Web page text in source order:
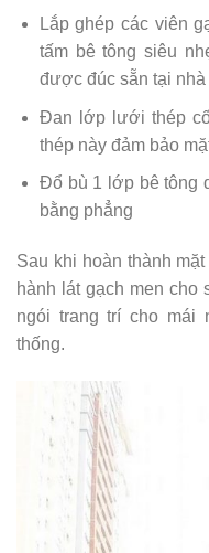
Lắp ghép các viên
tấm bê tông siêu
được đúc sẵn tại
Đan lớp lưới thép
thép này đảm bảo
Đổ bù 1 lớp bê tông
bằng phẳng
Sau khi hoàn thành
hành lát gạch men cho
ngói trang trí cho mái
thống.